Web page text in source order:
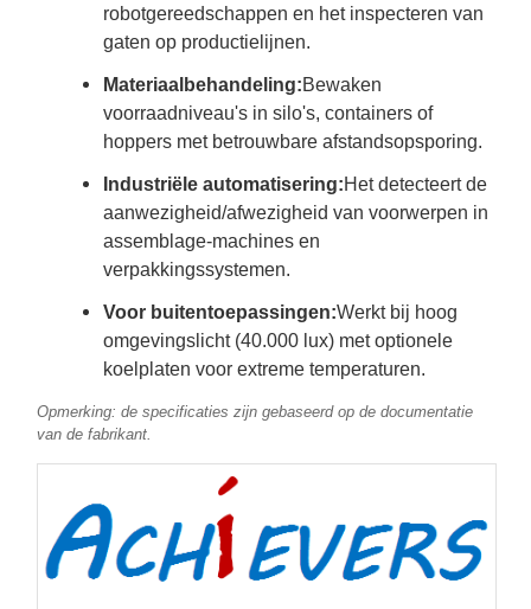
robotgereedschappen en het inspecteren van
gaten op productielijnen.
Materiaalbehandeling:Bewaken
voorraadniveau's in silo's, containers of
hoppers met betrouwbare afstandsopsporing.
Industriële automatisering:Het detecteert de
aanwezigheid/afwezigheid van voorwerpen in
assemblage-machines en
verpakkingssystemen.
Voor buitentoepassingen:Werkt bij hoog
omgevingslicht (40.000 lux) met optionele
koelplaten voor extreme temperaturen.
Opmerking: de specificaties zijn gebaseerd op de documentatie
van de fabrikant.